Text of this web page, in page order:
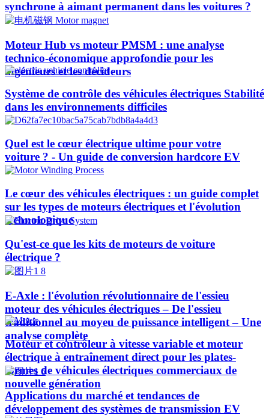
synchrone à aimant permanent dans les voitures ?
Moteur Hub vs moteur PMSM : une analyse
technico-économique approfondie pour les
ingénieurs et les décideurs
Système de contrôle des véhicules électriques Stabilité
dans les environnements difficiles
Quel est le cœur électrique ultime pour votre
voiture ? - Un guide de conversion hardcore EV
Le cœur des véhicules électriques : un guide complet
sur les types de moteurs électriques et l'évolution
technologique
Qu'est-ce que les kits de moteurs de voiture
électrique ?
E-Axle : l'évolution révolutionnaire de l'essieu
moteur des véhicules électriques – De l'essieu
traditionnel au moyeu de puissance intelligent – Une
analyse complète
Moteur et contrôleur à vitesse variable et moteur
électrique à entraînement direct pour les plates-
formes de véhicules électriques commerciaux de
nouvelle génération
Applications du marché et tendances de
développement des systèmes de transmission EV